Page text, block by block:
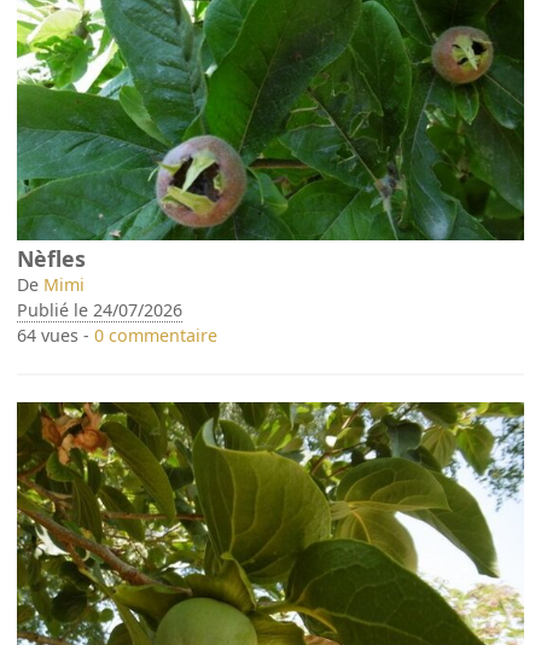
Nèfles
De Mimi
Publié le 24/07/2026
64 vues -0 commentaire